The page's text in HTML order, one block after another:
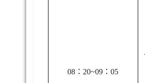
08 ：20~09：05